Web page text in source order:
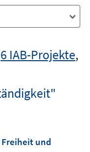
6 IAB-Projekte,
und